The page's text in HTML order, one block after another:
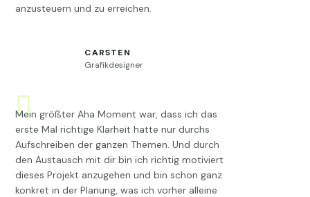
anzusteuern und zu erreichen.
CARSTEN
Grafikdesigner
Mein größter Aha Moment war, dass ich das
erste Mal richtige Klarheit hatte nur durchs
Aufschreiben der ganzen Themen. Und durch
den Austausch mit dir bin ich richtig motiviert
dieses Projekt anzugehen und bin schon ganz
konkret in der Planung, was ich vorher alleine